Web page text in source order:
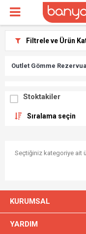
Filtrele ve Ürün
Outlet Gömme
Stoktakiler
Sıralama seçin
Seçtiğiniz kategoriye ait
KURUMSAL
YARDIM